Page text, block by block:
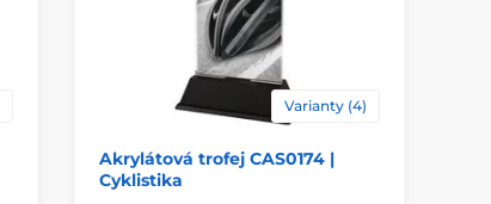
Varianty (4)
Akrylátová trofej CAS0174 |
Cyklistika